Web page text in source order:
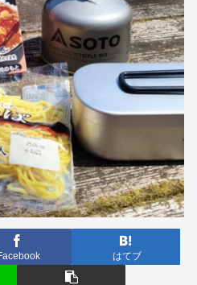
はてブ